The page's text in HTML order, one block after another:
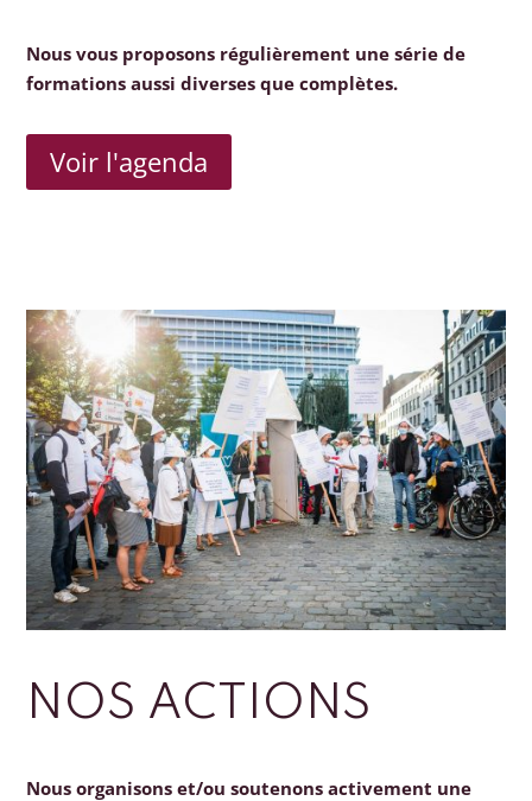
Nous vous proposons régulièrement une série de
formations aussi diverses que complètes.
Voir l'agenda
NOS ACTIONS
Nous organisons et/ou soutenons activement une